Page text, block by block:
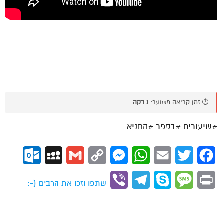
⏱️ זמן קריאה משוער: 1 דקה
#שיעורים #בספר #התניא
Facebook
Twitter
Email
WhatsApp
Messenger
Copy
Gmail
MySpace
Print
Message
Skype
Telegram
Viber
שתפו וזכו את הרבים (-: